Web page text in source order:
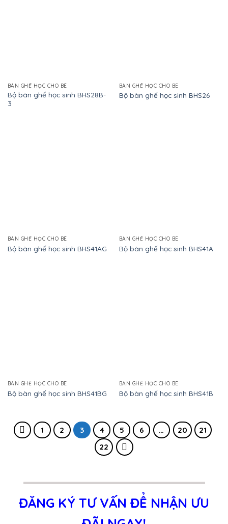
BÀN GHẾ HỌC CHO BÉ
Bộ bàn ghế học sinh BHS28B-
3
BÀN GHẾ HỌC CHO BÉ
Bộ bàn ghế học sinh BHS26
BÀN GHẾ HỌC CHO BÉ
Bộ bàn ghế học sinh BHS41AG
BÀN GHẾ HỌC CHO BÉ
Bộ bàn ghế học sinh BHS41A
BÀN GHẾ HỌC CHO BÉ
Bộ bàn ghế học sinh BHS41BG
BÀN GHẾ HỌC CHO BÉ
Bộ bàn ghế học sinh BHS41B
1 2 3 4 5 6 … 20
21
22
ĐĂNG KÝ TƯ VẤN ĐỂ NHẬN ƯU